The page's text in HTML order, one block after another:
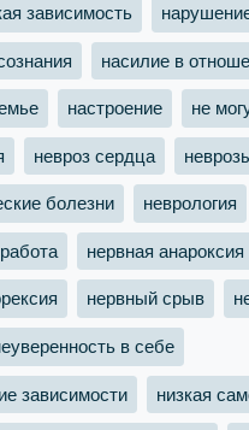
зависимость
насилие в
настроение не
невроз сердца
болезни неврология
нервная анароксия
нервный срыв
в себе
зависимости низкая